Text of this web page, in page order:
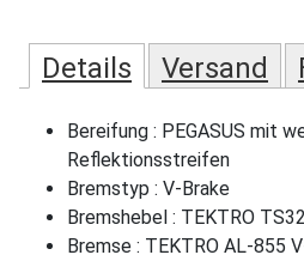
Details Versand
Bereifung : PEGASUS mit
Reflektionsstreifen
Bremstyp : V-Brake
Bremshebel : TEKTRO
Bremse : TEKTRO AL-855